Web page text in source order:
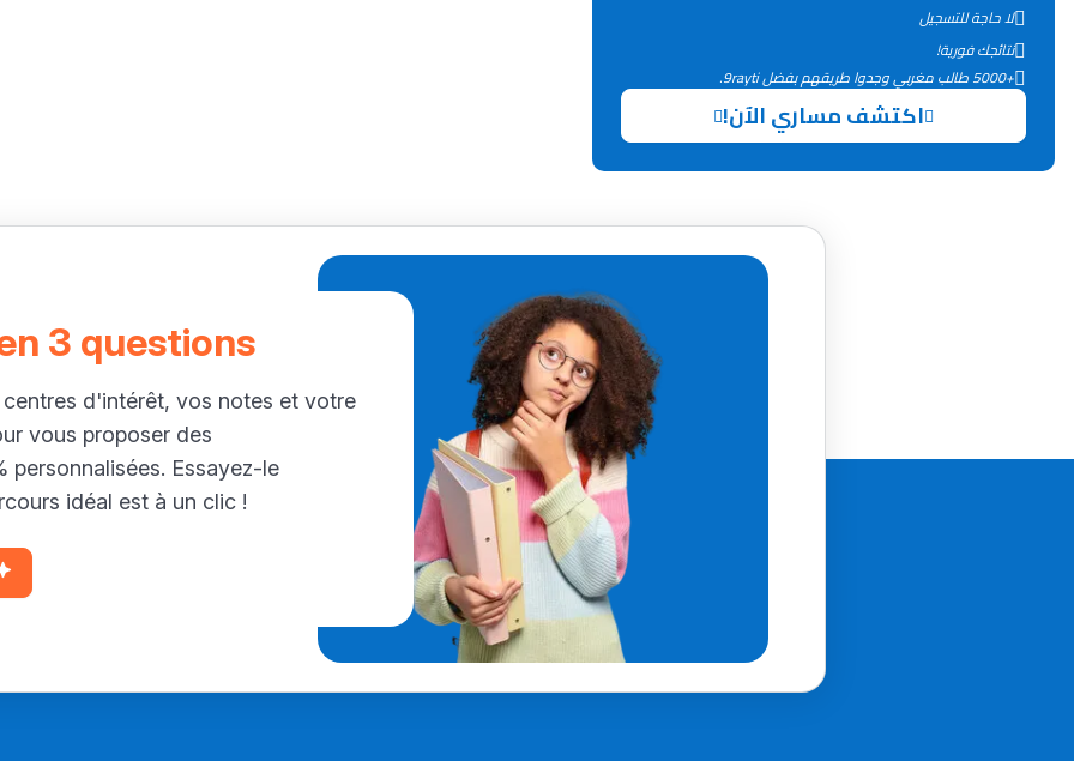
لا حاجة للتسجيل
نتائجك فورية!
+5000 طالب مغربي وجدوا طريقهم بفضل 9rayti.
اكتشف مساري الآن!
3 questions
d'intérêt, vos notes et votre
vous proposer des
personnalisées. Essayez-le
idéal est à un clic !